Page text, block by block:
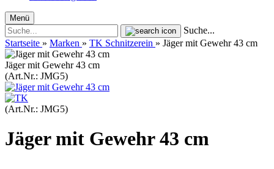
Menü
Suche...
Startseite » Marken » TK Schnitzerein » Jäger mit Gewehr 43 cm
Jäger mit Gewehr 43 cm
(Art.Nr.: JMG5)
(Art.Nr.: JMG5)
Jäger mit Gewehr 43 cm